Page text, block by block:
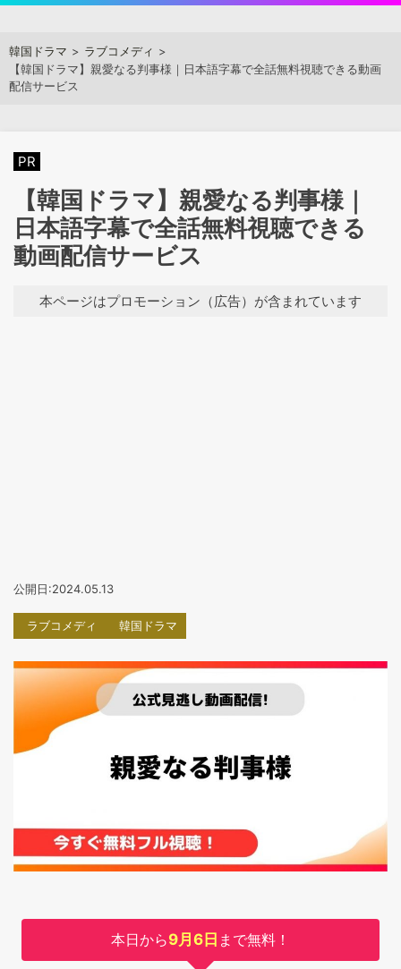
content
アジアンステージ
韓国ドラマ
ラブコメディ
【韓国ドラマ】親愛なる判事様｜日本語字幕で全話無料視聴できる動画
配信サービス
PR
【韓国ドラマ】親愛なる判事様｜
日本語字幕で全話無料視聴できる
動画配信サービス
本ページはプロモーション（広告）が含まれています
公開日:2024.05.13
ラブコメディ 韓国ドラマ
本日から9月6日 まで無料！